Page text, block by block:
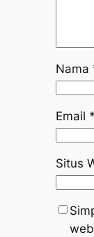
Nama
Email *
Situs